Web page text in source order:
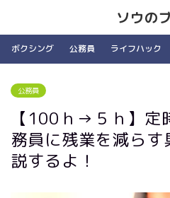
ソウの
ボクシング 公務員 ライフハック
公務員
【100ｈ→５ｈ】定
務員に残業を減ら
説するよ！